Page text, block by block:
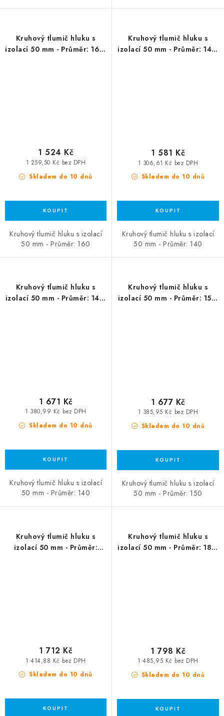
Kruhový tlumič hluku s
izolací 50 mm - Průměr: 160,
Skladem do 10 dnů
1 259,50 Kč bez DPH
1 524 Kč
Kruhový tlumič hluku s izolací
50 mm - Průměr: 160
Kruhový tlumič hluku s
izolací 50 mm - Průměr: 140,
Skladem do 10 dnů
1 306,61 Kč bez DPH
1 581 Kč
Kruhový tlumič hluku s izolací
50 mm - Průměr: 140
Kruhový tlumič hluku s
izolací 50 mm - Průměr: 140,
Skladem do 10 dnů
1 380,99 Kč bez DPH
1 671 Kč
Kruhový tlumič hluku s izolací
50 mm - Průměr: 140
Kruhový tlumič hluku s
izolací 50 mm - Průměr: 150,
Skladem do 10 dnů
1 385,95 Kč bez DPH
1 677 Kč
Kruhový tlumič hluku s izolací
50 mm - Průměr: 150
Kruhový tlumič hluku s
izolací 50 mm - Průměr:
Skladem do 10 dnů
1 414,88 Kč bez DPH
1 712 Kč
Kruhový tlumič hluku s
izolací 50 mm - Průměr: 180,
Skladem do 10 dnů
1 485,95 Kč bez DPH
1 798 Kč